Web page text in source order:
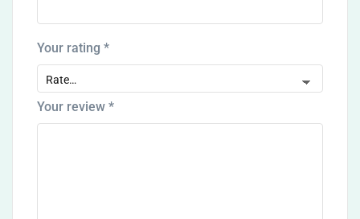
Your rating *
Your review *